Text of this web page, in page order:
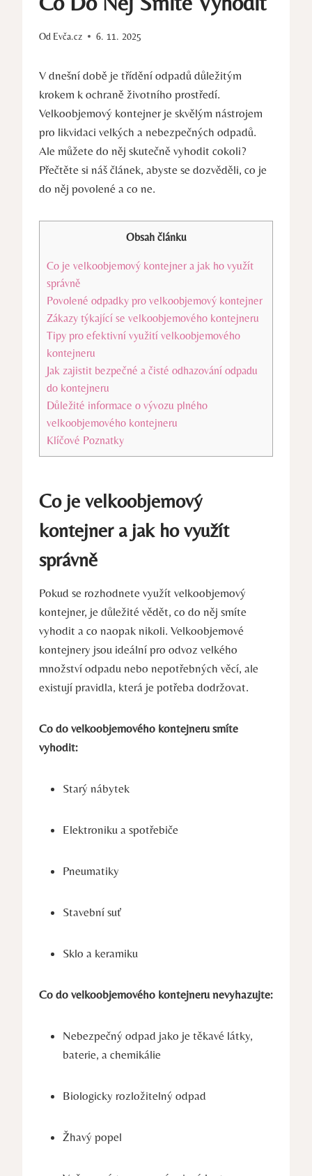
Od Evča.cz 6. 11. 2025
V dnešní době je třídění odpadů důležitým
krokem k ochraně životního prostředí.
Velkoobjemový kontejner je skvělým nástrojem
pro likvidaci velkých a nebezpečných odpadů.
Ale můžete do něj skutečně vyhodit cokoli?
Přečtěte si náš článek, abyste se dozvěděli, co je
do něj povolené a co ne.
Obsah článku
Co je velkoobjemový kontejner a jak ho využít
správně
Povolené odpadky pro velkoobjemový kontejner
Zákazy týkající se velkoobjemového kontejneru
Tipy pro efektivní využití velkoobjemového
kontejneru
Jak zajistit bezpečné a čisté odhazování odpadu
do kontejneru
Důležité informace o vývozu plného
velkoobjemového kontejneru
Klíčové Poznatky
Co je velkoobjemový
kontejner a jak ho využít
správně
Pokud se rozhodnete využít velkoobjemový
kontejner, je důležité vědět, co do něj smíte
vyhodit a co naopak nikoli. Velkoobjemové
kontejnery jsou ideální pro odvoz velkého
množství odpadu nebo nepotřebných věcí, ale
existují pravidla, která je potřeba dodržovat.
Co do velkoobjemového kontejneru smíte
vyhodit:
Starý nábytek
Elektroniku a spotřebiče
Pneumatiky
Stavební suť
Sklo a keramiku
Co do velkoobjemového kontejneru nevyhazujte:
Nebezpečný odpad jako je těkavé látky,
baterie, a chemikálie
Biologicky rozložitelný odpad
Žhavý popel